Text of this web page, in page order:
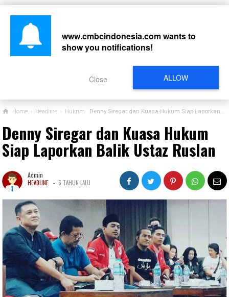
Home › Headline › Hukrim Denny Siregar dan Kuasa Hukum Siap Laporkan Balik Ustaz Ruslan
Denny Siregar dan Kuasa Hukum
Siap Laporkan Balik Ustaz Ruslan
Admin
HEADLINE - 6 TAHUN LALU
www.cmbcindonesia.comwants to
show you notifications!
ALLOW
Close